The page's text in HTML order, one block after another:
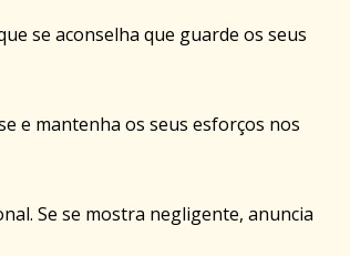
se aconselha que guarde os seus
e mantenha os seus esforços nos
Se se mostra negligente, anuncia